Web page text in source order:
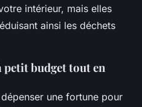
intérieur, mais elles
ainsi les déchets
petit budget tout en
une fortune pour